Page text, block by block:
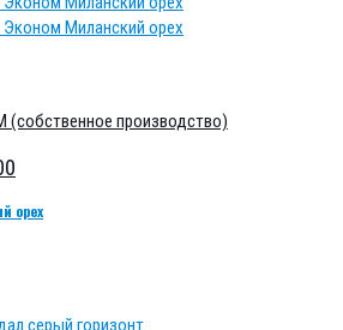
производство)
орех